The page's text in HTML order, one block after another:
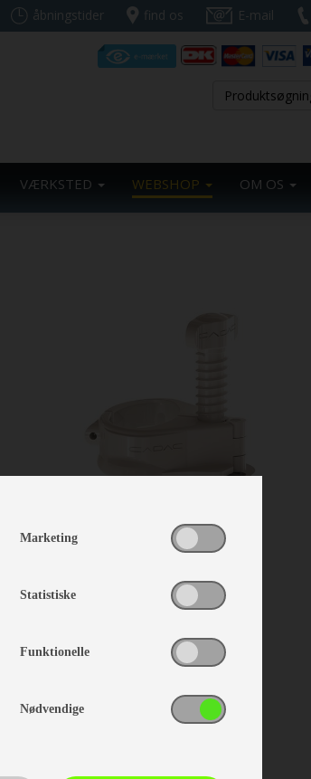
åbningstider find os E-mail
VÆRKSTED WEBSHOP OM OS
Marketing
Statistiske
Funktionelle
Nødvendige